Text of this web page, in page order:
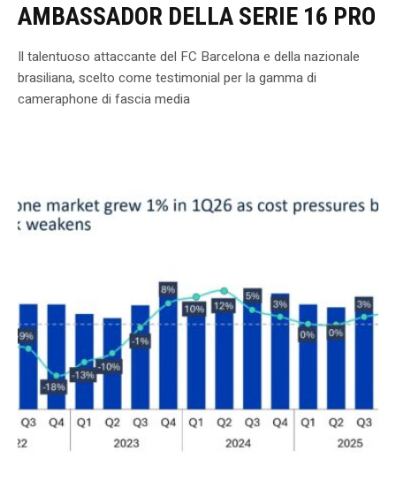
AMBASSADOR DELLA SERIE 16 PRO
Il talentuoso attaccante del FC Barcelona e della nazionale
brasiliana, scelto come testimonial per la gamma di
cameraphone di fascia media